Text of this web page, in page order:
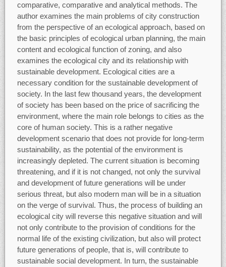
comparative, comparative and analytical methods. The
author examines the main problems of city construction
from the perspective of an ecological approach, based on
the basic principles of ecological urban planning, the main
content and ecological function of zoning, and also
examines the ecological city and its relationship with
sustainable development. Ecological cities are a
necessary condition for the sustainable development of
society. In the last few thousand years, the development
of society has been based on the price of sacrificing the
environment, where the main role belongs to cities as the
core of human society. This is a rather negative
development scenario that does not provide for long-term
sustainability, as the potential of the environment is
increasingly depleted. The current situation is becoming
threatening, and if it is not changed, not only the survival
and development of future generations will be under
serious threat, but also modern man will be in a situation
on the verge of survival. Thus, the process of building an
ecological city will reverse this negative situation and will
not only contribute to the provision of conditions for the
normal life of the existing civilization, but also will protect
future generations of people, that is, will contribute to
sustainable social development. In turn, the sustainable